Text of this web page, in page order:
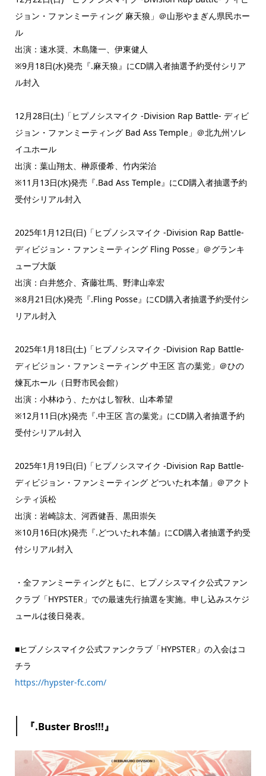
ジョン・ファンミーティング 麻天狼」＠山形やまぎん県民ホー
ル
出演：速水奨、木島隆一、伊東健人
※9月18日(水)発売『.麻天狼』にCD購入者抽選予約受付シリア
ル封入
12月28日(土)「ヒプノシスマイク -Division Rap Battle- ディビ
ジョン・ファンミーティング Bad Ass Temple」＠北九州ソレ
イユホール
出演：葉山翔太、榊原優希、竹内栄治
※11月13日(水)発売『.Bad Ass Temple』にCD購入者抽選予約
受付シリアル封入
2025年1月12日(日)「ヒプノシスマイク -Division Rap Battle-
ディビジョン・ファンミーティング Fling Posse」＠グランキ
ューブ大阪
出演：白井悠介、斉藤壮馬、野津山幸宏
※8月21日(水)発売『.Fling Posse』にCD購入者抽選予約受付シ
リアル封入
2025年1月18日(土)「ヒプノシスマイク -Division Rap Battle-
ディビジョン・ファンミーティング 中王区 言の葉党」＠ひの
煉瓦ホール（日野市民会館）
出演：小林ゆう、たかはし智秋、山本希望
※12月11日(水)発売『.中王区 言の葉党』にCD購入者抽選予約
受付シリアル封入
2025年1月19日(日)「ヒプノシスマイク -Division Rap Battle-
ディビジョン・ファンミーティング どついたれ本舗」＠アクト
シティ浜松
出演：岩崎諒太、河西健吾、黒田崇矢
※10月16日(水)発売『.どついたれ本舗』にCD購入者抽選予約受
付シリアル封入
・全ファンミーティングともに、ヒプノシスマイク公式ファン
クラブ「HYPSTER」での最速先行抽選を実施。申し込みスケジ
ュールは後日発表。
■ヒプノシスマイク公式ファンクラブ「HYPSTER」の入会はコ
チラ
https://hypster-fc.com/
『.Buster Bros!!!』